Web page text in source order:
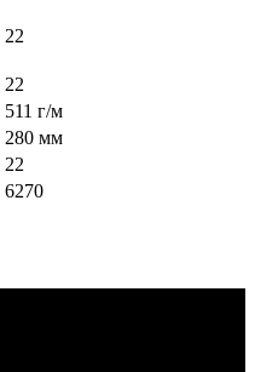
22
22
511 г/м
280 мм
22
6270